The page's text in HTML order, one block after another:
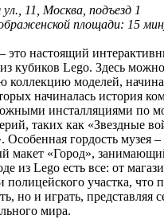
11, Москва, подъезд 1
площади: 15
это настоящий
кубиков Lego. Здесь
коллекцию моделей,
начиналась история
инсталляциями по
таких как «Звездные
Особенная гордость музея
макет «Город»,
из Lego есть все: от
полицейского участка, что
но и играть, представляя
мира.